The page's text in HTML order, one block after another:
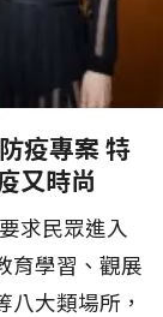
疫專案 特
又時尚
求民眾進入
育學習、觀展
大類場所，